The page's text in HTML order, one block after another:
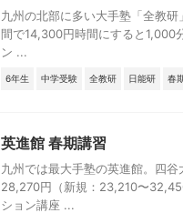
九州の北部に多い大手塾「全教
間で14,300円時間にすると
ン ...
6年生 中学受験 全教研 日能研 春
英進館 春期講習
九州では最大手塾の英進館。四
28,270円（新規：23,210〜
ション講座 ...